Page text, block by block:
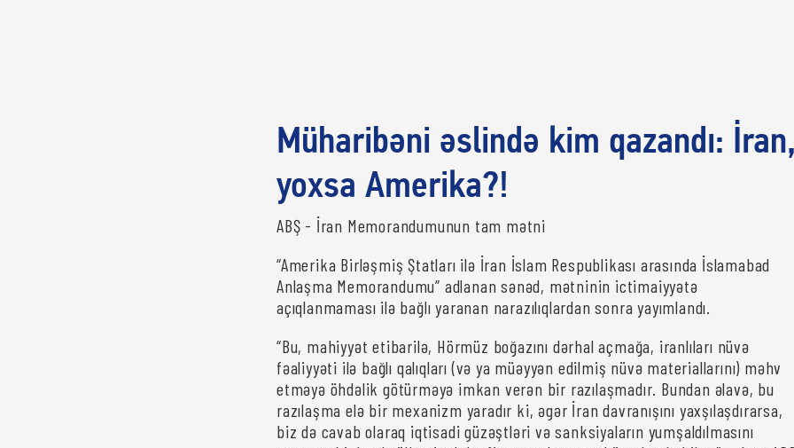
Müharibəni əslində kim qazandı:
yoxsa Amerika?!
ABŞ - İran Memorandumunun tam mətni
“Amerika Birləşmiş Ştatları ilə İran İslam Respublikası arasında İslamabad
Anlaşma Memorandumu” adlanan sənəd, mətninin ictimaiyyətə
açıqlanmaması ilə bağlı yaranan narazılıqlardan sonra yayımlandı.
“Bu, mahiyyət etibarilə, Hörmüz boğazını dərhal açmağa, iranlıları nüvə
fəaliyyəti ilə bağlı qalıqları (və ya müəyyən edilmiş nüvə materiallarını) məhv
etməyə öhdəlik götürməyə imkan verən bir razılaşmadır. Bundan əlavə, bu
razılaşma elə bir mexanizm yaradır ki, əgər İran davranışını yaxşılaşdırarsa,
biz də cavab olaraq iqtisadi güzəştləri və sanksiyaların yumşaldılmasını